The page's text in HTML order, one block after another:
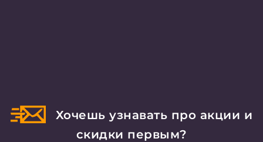
Хочешь узнавать про акции и
скидки первым?